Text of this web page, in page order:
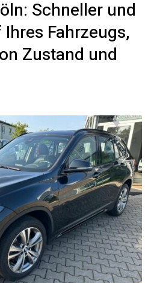
Schneller und
Fahrzeugs,
Zustand und